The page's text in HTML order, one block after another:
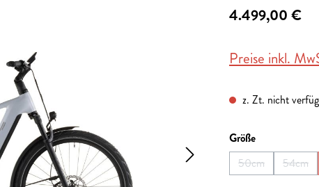
4.499,00 €
Preise inkl.
z. Zt. nicht
Größeauswählen
50cm
(Diese Option ist
54cm